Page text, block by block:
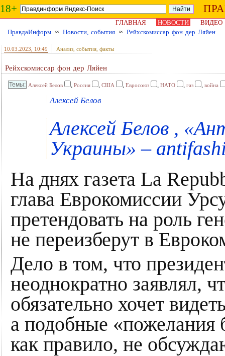
18+
ГЛАВНАЯ НОВОСТИ
ВИДЕО
ПравдаИнформ ≈ Новости, события ≈ Рейхскомиссар фон дер Ляйен
10.03.2023 , 10:49 Анализ, события, факты
Рейхскомиссар фон дер Ляйен
Алексей Белов , Россия , США , Евросоюз , НАТО , газ , война
Алексей Белов
Алексей Белов ,
Украины» –
На днях газета La
глава Еврокомиссии
претендовать на роль
не переизберут в
Дело в том, что
неоднократно заявлял,
обязательно хочет
а подобные «пожелания
как правило, не